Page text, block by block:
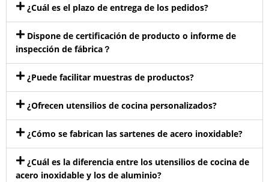
¿Cuál es el plazo de entrega de los pedidos?
Dispone de certificación de producto o informe de
inspección de fábrica？
¿Puede facilitar muestras de productos?
¿Ofrecen utensilios de cocina personalizados?
¿Cómo se fabrican las sartenes de acero inoxidable?
¿Cuál es la diferencia entre los utensilios de cocina de
acero inoxidable y los de aluminio?